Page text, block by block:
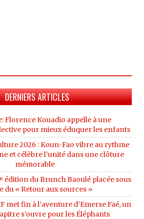
DERNIERS ARTICLES
Florence Kouadio appelle à une
pour mieux éduquer les enfants
2026 : Koun-Fao vibre au rythme
et célèbre l’unité dans une clôture
mémorable
édition du Brunch Baoulé placée sous
du « Retour aux sources »
met fin à l’aventure d’Emerse Faé, un
s’ouvre pour les Éléphants